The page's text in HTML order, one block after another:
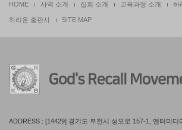
HOME 사역 소개 집회 소개 교육과정 소개 하
하리운 출판사 SITE MAP
ADDRESS : [14429] 경기도 부천시 성오로 157-1, 엔터미디